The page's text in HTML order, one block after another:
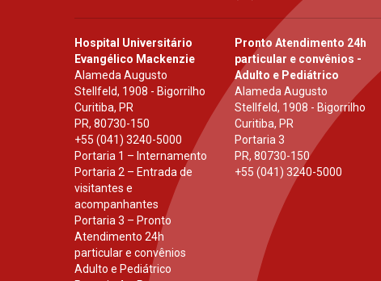
Hospital Universitário
Evangélico Mackenzie
Alameda Augusto
Stellfeld, 1908 - Bigorrilho
Curitiba, PR
PR, 80730-150
+55 (041) 3240-5000
Portaria 1 – Internamento
Portaria 2 – Entrada de
visitantes e
acompanhantes
Portaria 3 – Pronto
Atendimento 24h
particular e convênios
Adulto e Pediátrico
Pronto Atendimento 24h
particular e convênios -
Adulto e Pediátrico
Alameda Augusto
Stellfeld, 1908 - Bigorrilho
Curitiba, PR
Portaria 3
PR,80730-150
+55 (041) 3240-5000